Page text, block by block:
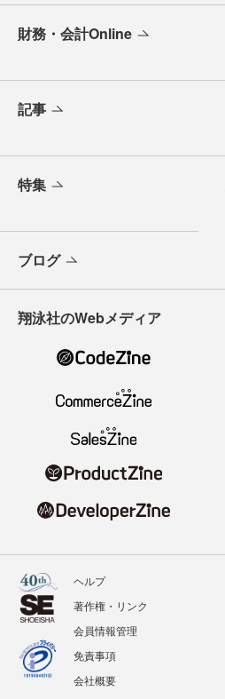
財務・会計Online
記事
特集
ブログ
翔泳社のWebメディア
ヘルプ
著作権・リンク
会員情報管理
免責事項
会社概要